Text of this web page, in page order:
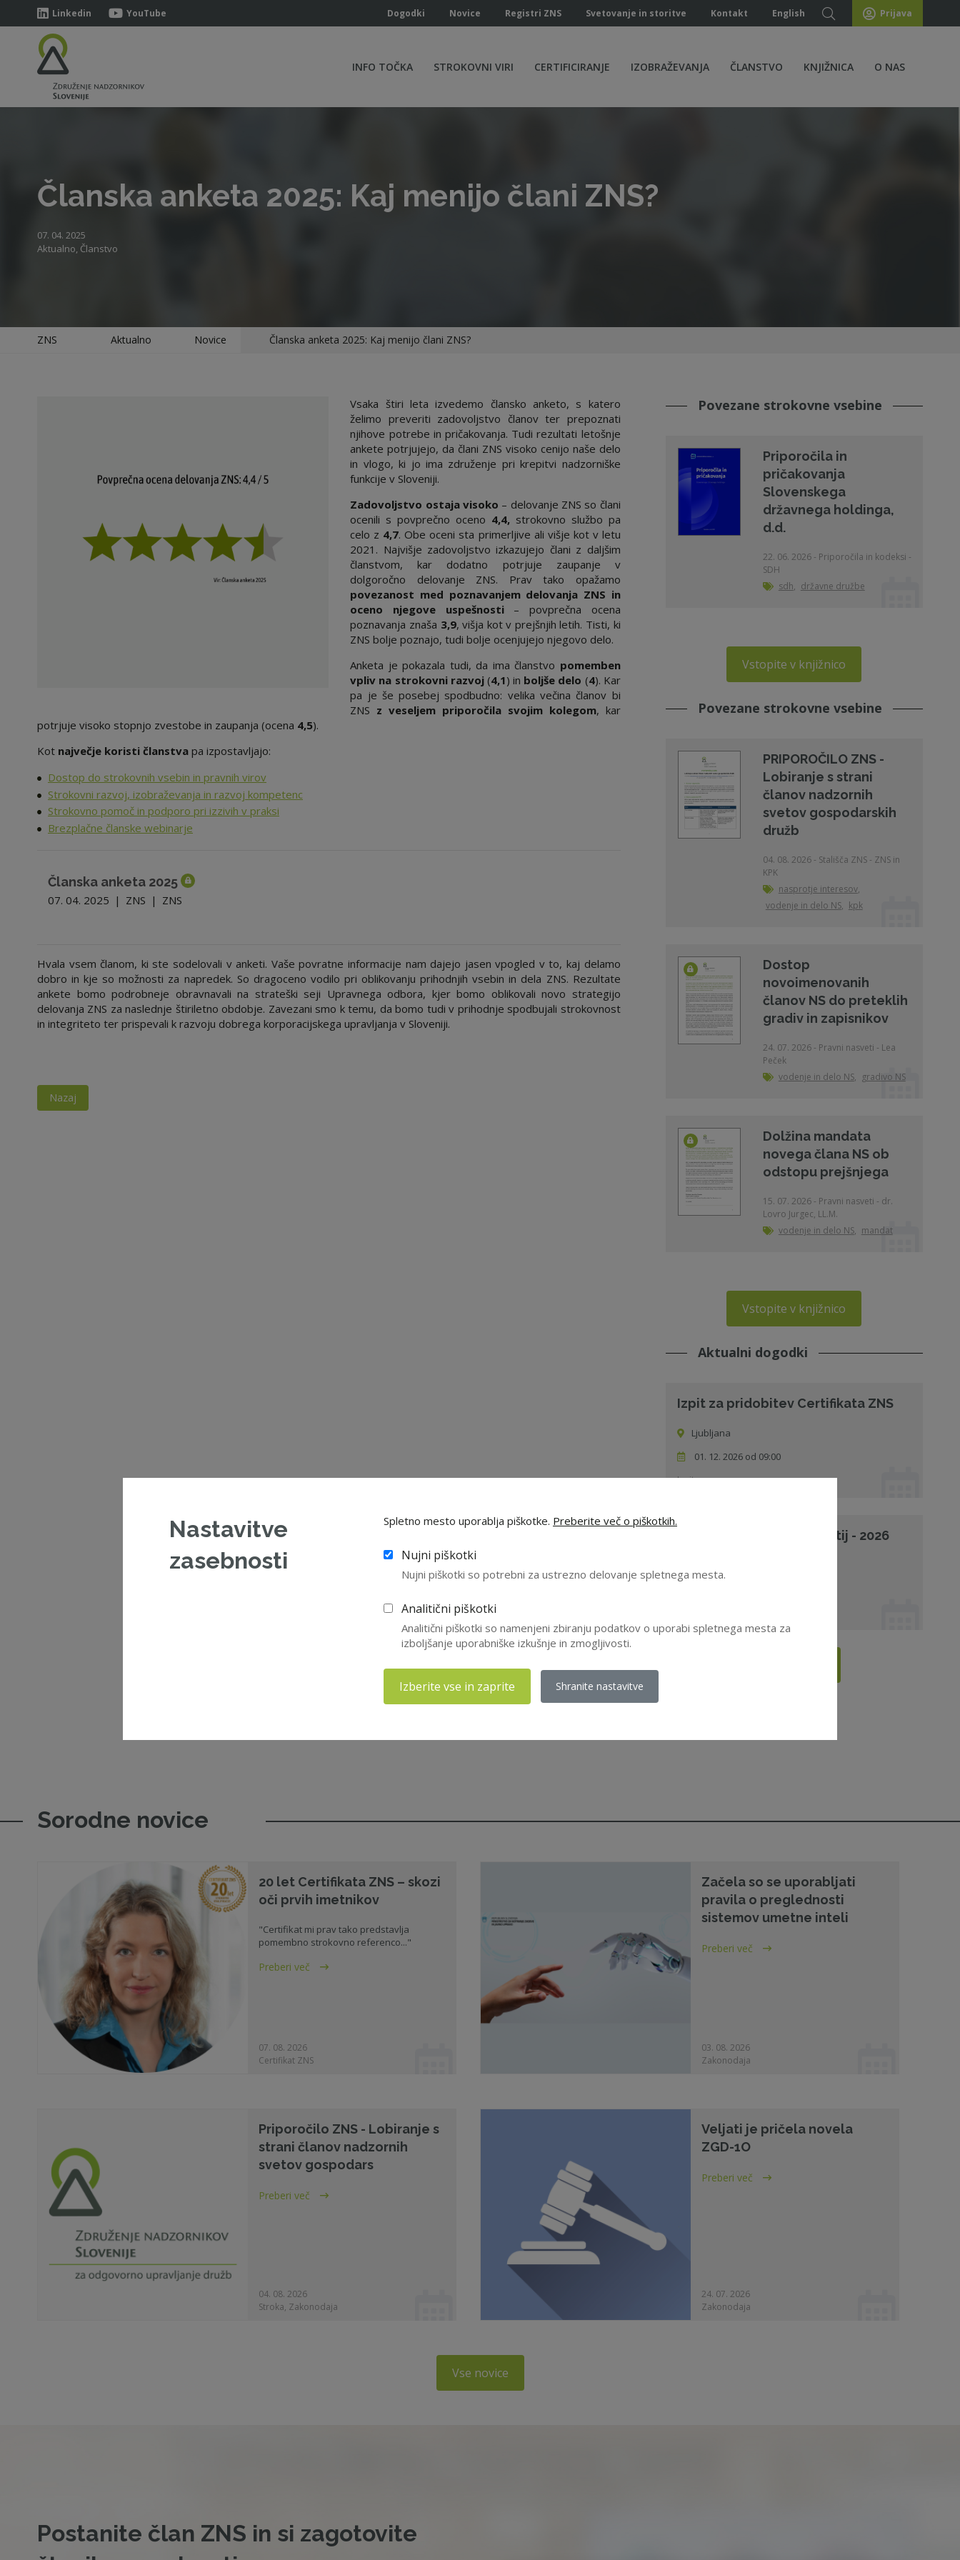
Linkedin YouTube Dogodki Novice Registri ZNS Svetovanje in storitve Kontakt English Prijava
INFO TOČKA STROKOVNI VIRI CERTIFICIRANJE IZOBRAŽEVANJA ČLANSTVO KNJIŽNICA O NAS
Članska anketa 2025: Kaj menijo člani ZNS?
07. 04. 2025
Aktualno, Članstvo
ZNS Aktualno Novice Članska anketa 2025: Kaj menijo člani ZNS?
Vsaka štiri leta izvedemo člansko anketo, s katero
želimo preveriti zadovoljstvo članov ter prepoznati
njihove potrebe in pričakovanja. Tudi rezultati letošnje
ankete potrjujejo, da člani ZNS visoko cenijo naše delo
in vlogo, ki jo ima združenje pri krepitvi nadzorniške
funkcije v Sloveniji.
Zadovoljstvo ostaja visoko – delovanje ZNS so člani
ocenili s povprečno oceno 4,4, strokovno službo pa
celo z 4,7. Obe oceni sta primerljive ali višje kot v letu
2021. Najvišje zadovoljstvo izkazujejo člani z daljšim
članstvom, kar dodatno potrjuje zaupanje v
dolgoročno delovanje ZNS. Prav tako opažamo
povezanost med poznavanjem delovanja ZNS in
oceno njegove uspešnosti– povprečna ocena
poznavanja znaša 3,9, višja kot v prejšnjih letih. Tisti, ki
ZNS bolje poznajo, tudi bolje ocenjujejo njegovo delo.
Anketa je pokazala tudi, da ima članstvo pomemben
vpliv na strokovni razvoj(4,1) in boljše delo (4). Kar
pa je še posebej spodbudno: velika večina članov bi
ZNS z veseljem priporočila svojim kolegom, kar
potrjuje visoko stopnjo zvestobe in zaupanja (ocena 4,5).
Kot največje koristi članstva pa izpostavljajo:
Dostop do strokovnih vsebin in pravnih virov
Strokovni razvoj, izobraževanja in razvoj kompetenc
Strokovno pomoč in podporo pri izzivih v praksi
Brezplačne članske webinarje
Članska anketa 2025
07. 04. 2025 | ZNS | ZNS
Hvala vsem članom, ki ste sodelovali v anketi. Vaše povratne informacije nam dajejo jasen vpogled v to, kaj delamo
dobro in kje so možnosti za napredek. So dragoceno vodilo pri oblikovanju prihodnjih vsebin in dela ZNS. Rezultate
ankete bomo podrobneje obravnavali na strateški seji Upravnega odbora, kjer bomo oblikovali novo strategijo
delovanja ZNS za naslednje štiriletno obdobje. Zavezani smo k temu, da bomo tudi v prihodnje spodbujali strokovnost
in integriteto ter prispevali k razvoju dobrega korporacijskega upravljanja v Sloveniji.
Nazaj
Povezane strokovne vsebine
Priporočila in
pričakovanja
Slovenskega
državnega holdinga,
d.d.
22. 06. 2026 - Priporočila in kodeksi -
SDH
sdh, državne družbe
Vstopite v knjižnico
Povezane strokovne vsebine
PRIPOROČILO ZNS -
Lobiranje s strani
članov nadzornih
svetov gospodarskih
družb
04. 08. 2026 - Stališča ZNS - ZNS in
KPK
nasprotje interesov,
vodenje in delo NS, kpk
Dostop
novoimenovanih
članov NS do preteklih
gradiv in zapisnikov
24. 07. 2026 - Pravni nasveti - Lea
Peček
vodenje in delo NS, gradivo NS
Dolžina mandata
novega člana NS ob
odstopu prejšnjega
15. 07. 2026 - Pravni nasveti - dr.
Lovro Jurgec, LL.M.
vodenje in delo NS, mandat
Vstopite v knjižnico
Aktualni dogodki
Izpit za pridobitev Certifikata ZNS
Ljubljana
01. 12. 2026 od 09:00
Izpit
Upravljanje skupin podjetij - 2026
Sorodne novice
20 let Certifikata ZNS – skozi
oči prvih imetnikov
"Certifikat mi prav tako predstavlja
pomembno strokovno referenco..."
Preberi več
07. 08. 2026
Certifikat ZNS
Začela so se uporabljati
pravila o preglednosti
sistemov umetne inteli
Preberi več
03. 08. 2026
Zakonodaja
Priporočilo ZNS - Lobiranje s
strani članov nadzornih
svetov gospodars
Preberi več
04. 08. 2026
Stroka, Zakonodaja
Veljati je pričela novela
ZGD-1O
Preberi več
24. 07. 2026
Zakonodaja
Vse novice
Postanite član ZNS in si zagotovite
Nastavitve
zasebnosti
Spletno mesto uporablja piškotke. Preberite več o piškotkih.
Nujni piškotki
Nujni piškotki so potrebni za ustrezno delovanje spletnega mesta.
Analitični piškotki
Analitični piškotki so namenjeni zbiranju podatkov o uporabi spletnega mesta za
izboljšanje uporabniške izkušnje in zmogljivosti.
Izberite vse in zaprite Shranite nastavitve